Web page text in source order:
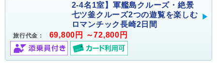
2-4名1室】軍艦島クルーズ・絶景
七ツ釜クルーズ2つの遊覧を楽しむ
ロマンチック長崎2日間
旅行代金： 69,800円 ～72,800円